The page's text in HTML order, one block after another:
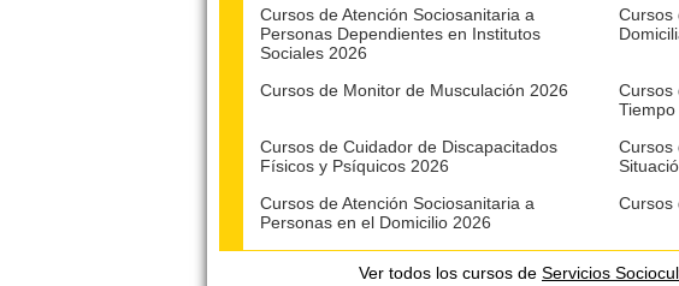
Cursos de Atención Sociosanitaria a
Personas Dependientes en Institutos
Sociales 2026
Cursos
Cursos de Monitor de Musculación 2026
Cursos
Cursos de Cuidador de Discapacitados
Físicos y Psíquicos 2026
Cursos
Cursos de Atención Sociosanitaria a
Personas en el Domicilio 2026
Cursos
Ver todos los cursos de Servicios